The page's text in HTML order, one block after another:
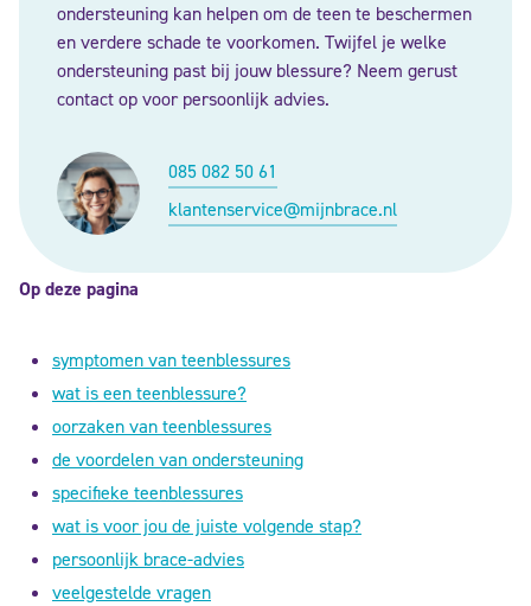
ondersteuning kan helpen om de teen te beschermen
en verdere schade te voorkomen. Twijfel je welke
ondersteuning past bij jouw blessure? Neem gerust
contact op voor persoonlijk advies.
085 082 50 61
klantenservice@mijnbrace.nl
Op deze pagina
symptomen van teenblessures
wat is een teenblessure?
oorzaken van teenblessures
de voordelen van ondersteuning
specifieke teenblessures
wat is voor jou de juiste volgende stap?
persoonlijk brace-advies
veelgestelde vragen